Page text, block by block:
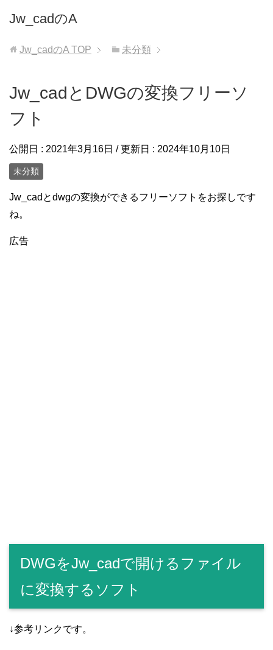
Jw_cadのA
Jw_cadのA TOP 未分類
Jw_cadとDWGの変換フリーソ
フト
公開日 : 2021年3月16日 / 更新日 : 2024年10月10日
未分類
Jw_cadとdwgの変換ができるフリーソフトをお探しです
ね。
広告
DWGをJw_cadで開けるファイル
に変換するソフト
↓参考リンクです。